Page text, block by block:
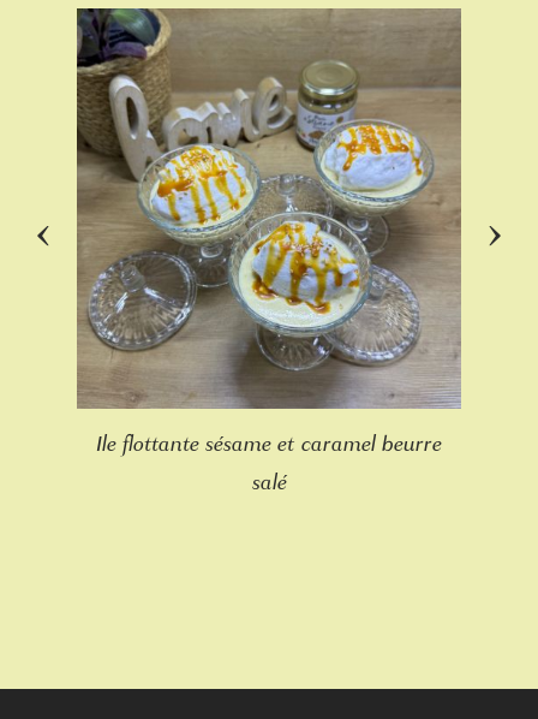
Ile flottante sésame et caramel beurre
salé
‹ ›